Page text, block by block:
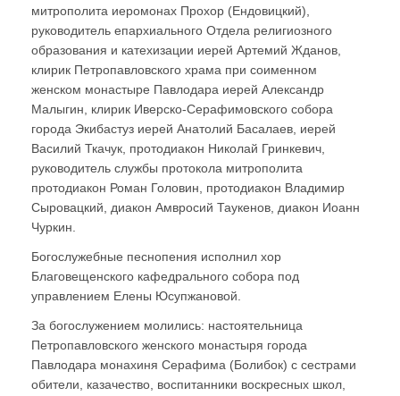
митрополита иеромонах Прохор (Ендовицкий),
руководитель епархиального Отдела религиозного
образования и катехизации иерей Артемий Жданов,
клирик Петропавловского храма при соименном
женском монастыре Павлодара иерей Александр
Малыгин, клирик Иверско-Серафимовского собора
города Экибастуз иерей Анатолий Басалаев, иерей
Василий Ткачук, протодиакон Николай Гринкевич,
руководитель службы протокола митрополита
протодиакон Роман Головин, протодиакон Владимир
Сыровацкий, диакон Амвросий Таукенов, диакон Иоанн
Чуркин.
Богослужебные песнопения исполнил хор
Благовещенского кафедрального собора под
управлением Елены Юсупжановой.
За богослужением молились: настоятельница
Петропавловского женского монастыря города
Павлодара монахиня Серафима (Болибок) с сестрами
обители, казачество, воспитанники воскресных школ,